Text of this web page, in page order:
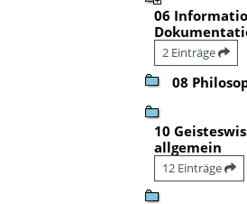
06
2 Einträge
08
10
allgemein
12 Einträge